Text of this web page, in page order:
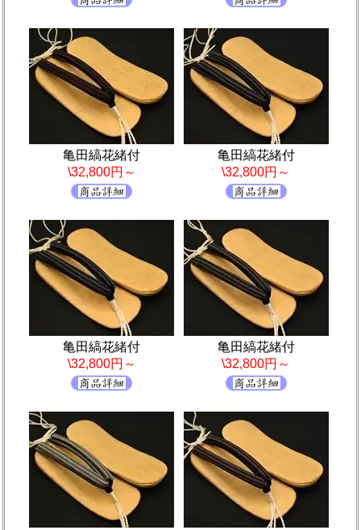
亀田縞花緒付
\32,800円～
亀田縞花緒付
\32,800円～
亀田縞花緒付
\32,800円～
亀田縞花緒付
\32,800円～